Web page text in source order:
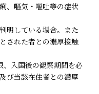
、嘔気・嘔吐等の症状
明している場合。また
された者との濃厚接触
、入国後の観察期間を必
び当該在住者との濃厚